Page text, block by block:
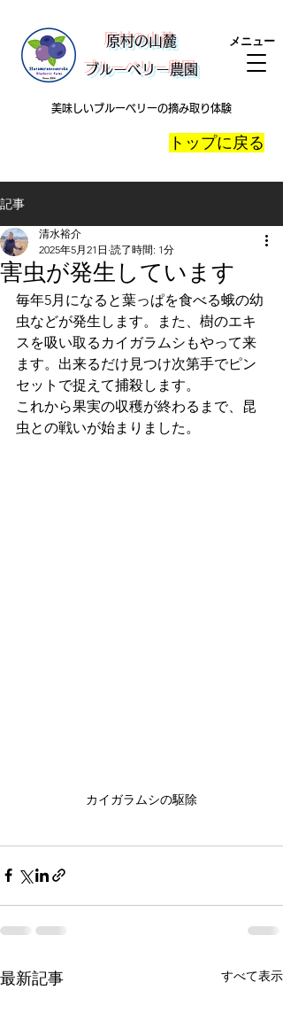
​原村の山麓
ブルーベリー農園
メニュー
美味しいブルーベリーの摘み取り体験
​トップに戻る
記事
害虫が発生しています
清水裕介
2025年5月21日 読了時間: 1分
毎年5月になると葉っぱを食べる蛾の幼
虫などが発生します。また、樹のエキ
スを吸い取るカイガラムシもやって来
ます。出来るだけ見つけ次第手でピン
セットで捉えて捕殺します。
これから果実の収穫が終わるまで、昆
虫との戦いが始まりました。
カイガラムシの駆除
最新記事 すべて表示